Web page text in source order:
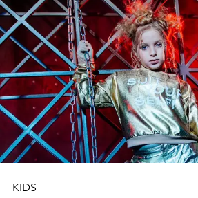
KIDS